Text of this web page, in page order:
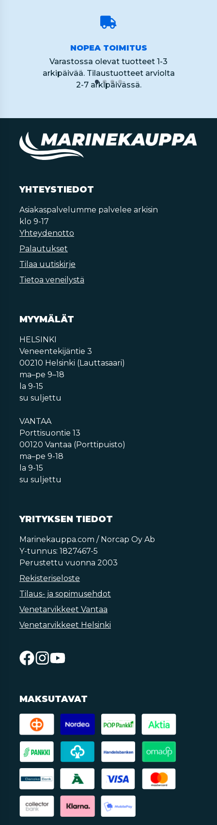
NOPEA TOIMITUS
Varastossa olevat tuotteet 1-3
arkipäivää. Tilaustuotteet arviolta
2-7 arkipäivässä.
YHTEYSTIEDOT
Asiakaspalvelumme palvelee arkisin
klo 9-17
Yhteydenotto
Palautukset
Tilaa uutiskirje
Tietoa veneilystä
MYYMÄLÄT
HELSINKI
Veneentekijäntie 3
00210 Helsinki (Lauttasaari)
ma–pe 9–18
la 9-15
su suljettu
VANTAA
Porttisuontie 13
00120 Vantaa (Porttipuisto)
ma–pe 9-18
la 9-15
su suljettu
YRITYKSEN TIEDOT
Marinekauppa.com / Norcap Oy Ab
Y-tunnus: 1827467-5
Perustettu vuonna 2003
Rekisteriseloste
Tilaus- ja sopimusehdot
Venetarvikkeet Vantaa
Venetarvikkeet Helsinki
MAKSUTAVAT